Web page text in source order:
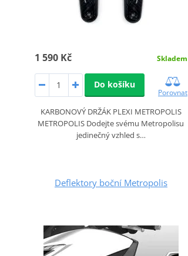
1 590 Kč Skladem
Do košíku
Porovnat
KARBONOVÝ DRŽÁK PLEXI METROPOLIS
METROPOLIS Dodejte svému Metropolisu
jedinečný vzhled s…
Deflektory boční Metropolis